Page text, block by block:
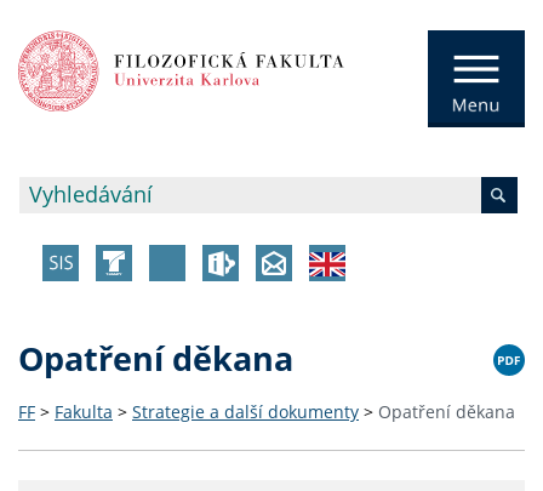
Opatření děkana
FF > Fakulta > Strategie a další dokumenty > Opatření děkana